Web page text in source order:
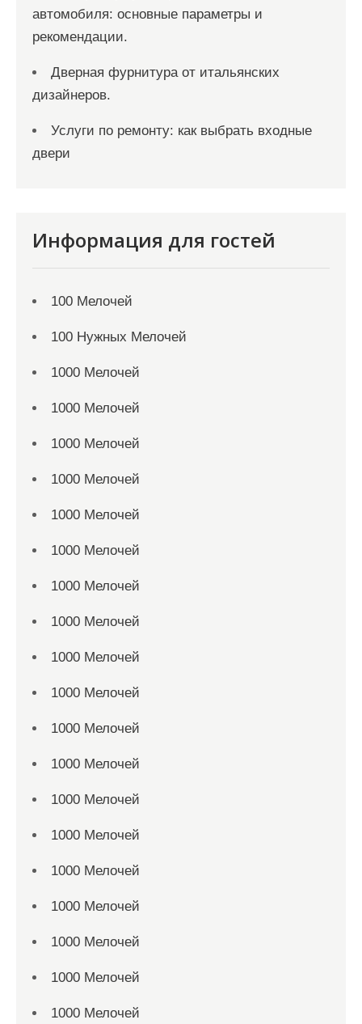
автомобиля: основные параметры и
рекомендации.
Дверная фурнитура от итальянских
дизайнеров.
Услуги по ремонту: как выбрать входные
двери
Информация для гостей
100 Мелочей
100 Нужных Мелочей
1000 Мелочей
1000 Мелочей
1000 Мелочей
1000 Мелочей
1000 Мелочей
1000 Мелочей
1000 Мелочей
1000 Мелочей
1000 Мелочей
1000 Мелочей
1000 Мелочей
1000 Мелочей
1000 Мелочей
1000 Мелочей
1000 Мелочей
1000 Мелочей
1000 Мелочей
1000 Мелочей
1000 Мелочей